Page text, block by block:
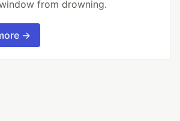
from drowning.
→